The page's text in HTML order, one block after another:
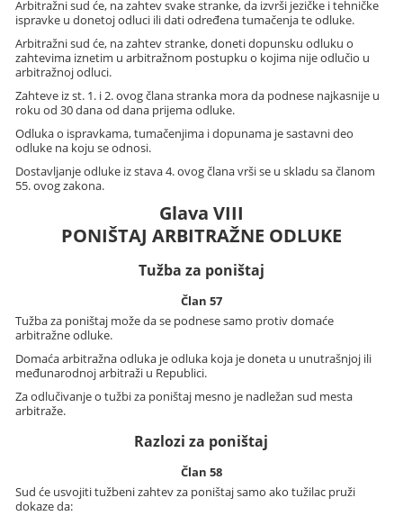
Arbitražni sud će, na zahtev svake stranke, da izvrši jezičke i tehničke
ispravke u donetoj odluci ili dati određena tumačenja te odluke.
Arbitražni sud će, na zahtev stranke, doneti dopunsku odluku o
zahtevima iznetim u arbitražnom postupku o kojima nije odlučio u
arbitražnoj odluci.
Zahteve iz st. 1. i 2. ovog člana stranka mora da podnese najkasnije u
roku od 30 dana od dana prijema odluke.
Odluka o ispravkama, tumačenjima i dopunama je sastavni deo
odluke na koju se odnosi.
Dostavljanje odluke iz stava 4. ovog člana vrši se u skladu sa članom
55. ovog zakona.
Glava VIII
PONIŠTAJ ARBITRAŽNE ODLUKE
Tužba za poništaj
Član 57
Tužba za poništaj može da se podnese samo protiv domaće
arbitražne odluke.
Domaća arbitražna odluka je odluka koja je doneta u unutrašnjoj ili
međunarodnoj arbitraži u Republici.
Za odlučivanje o tužbi za poništaj mesno je nadležan sud mesta
arbitraže.
Razlozi za poništaj
Član 58
Sud će usvojiti tužbeni zahtev za poništaj samo ako tužilac pruži
dokaze da: